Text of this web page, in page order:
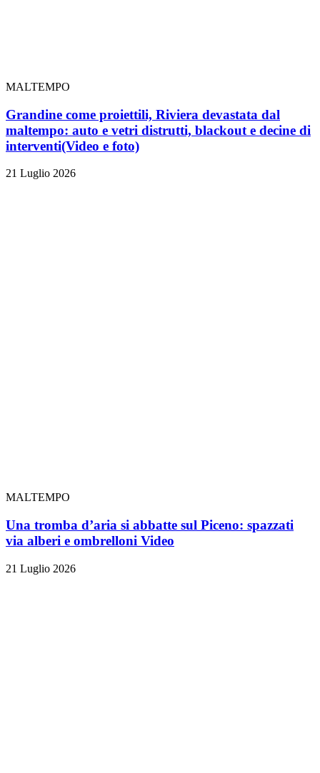
MALTEMPO
Grandine come proiettili, Riviera devastata dal
maltempo: auto e vetri distrutti, blackout e decine di
interventi(Video e foto)
21 Luglio 2026
MALTEMPO
Una tromba d’aria si abbatte sul Piceno: spazzati
via alberi e ombrelloni Video
21 Luglio 2026